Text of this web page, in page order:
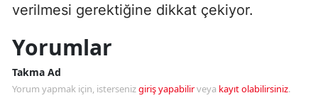
verilmesi gerektiğine dikkat çekiyor.
Yorumlar
Takma Ad
Yorum yapmak için, istersenizgiriş yapabilirveya kayıt olabilirsiniz.